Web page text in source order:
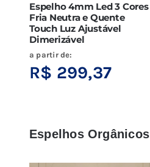
Espelho 4mm Led 3 Cores
Fria Neutra e Quente
Touch Luz Ajustável
Dimerizável
a partir de:
R$ 299,37
Espelhos Orgânicos